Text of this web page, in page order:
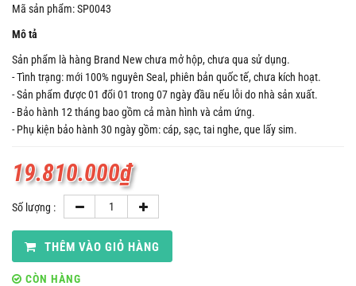
Mã sản phẩm: SP0043
Mô tả
Sản phẩm là hàng Brand New chưa mở hộp, chưa qua sử dụng.
- Tình trạng: mới 100% nguyên Seal, phiên bản quốc tế, chưa kích hoạt.
- Sản phẩm được 01 đổi 01 trong 07 ngày đầu nếu lỗi do nhà sản xuất.
- Bảo hành 12 tháng bao gồm cả màn hình và cảm ứng.
- Phụ kiện bảo hành 30 ngày gồm: cáp, sạc, tai nghe, que lấy sim.
19.810.000₫
Số lượng :
THÊM VÀO GIỎ HÀNG
CÒN HÀNG